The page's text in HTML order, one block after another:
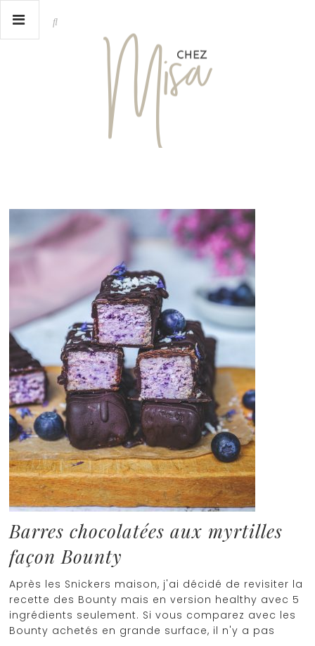
Barres chocolatées aux myrtilles
façon Bounty
Après les Snickers maison, j'ai décidé de revisiter la
recette des Bounty mais en version healthy avec 5
ingrédients seulement. Si vous comparez avec les
Bounty achetés en grande surface, il n'y a pas